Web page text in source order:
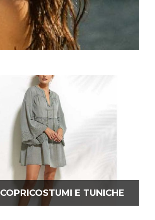
COPRICOSTUMI E TUNICHE